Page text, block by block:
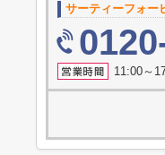
サーティーフォー
11:00～